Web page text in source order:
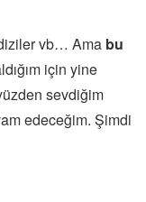
diziler vb… Ama bu
için yine
sevdiğim
edeceğim. Şimdi